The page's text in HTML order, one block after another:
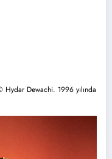
Dewachi. 1996 yılında